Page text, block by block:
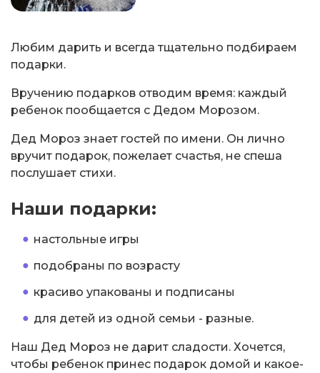
Любим дарить и всегда тщательно подбираем
подарки.
Вручению подарков отводим время: каждый
ребенок пообщается с Дедом Морозом.
Дед Мороз знает гостей по имени. Он лично
вручит подарок, пожелает счастья, не спеша
послушает стихи.
Наши подарки:
настольные игры
подобраны по возрасту
красиво упакованы и подписаны
для детей из одной семьи - разные.
Наш Дед Мороз не дарит сладости. Хочется,
чтобы ребенок принес подарок домой и какое-